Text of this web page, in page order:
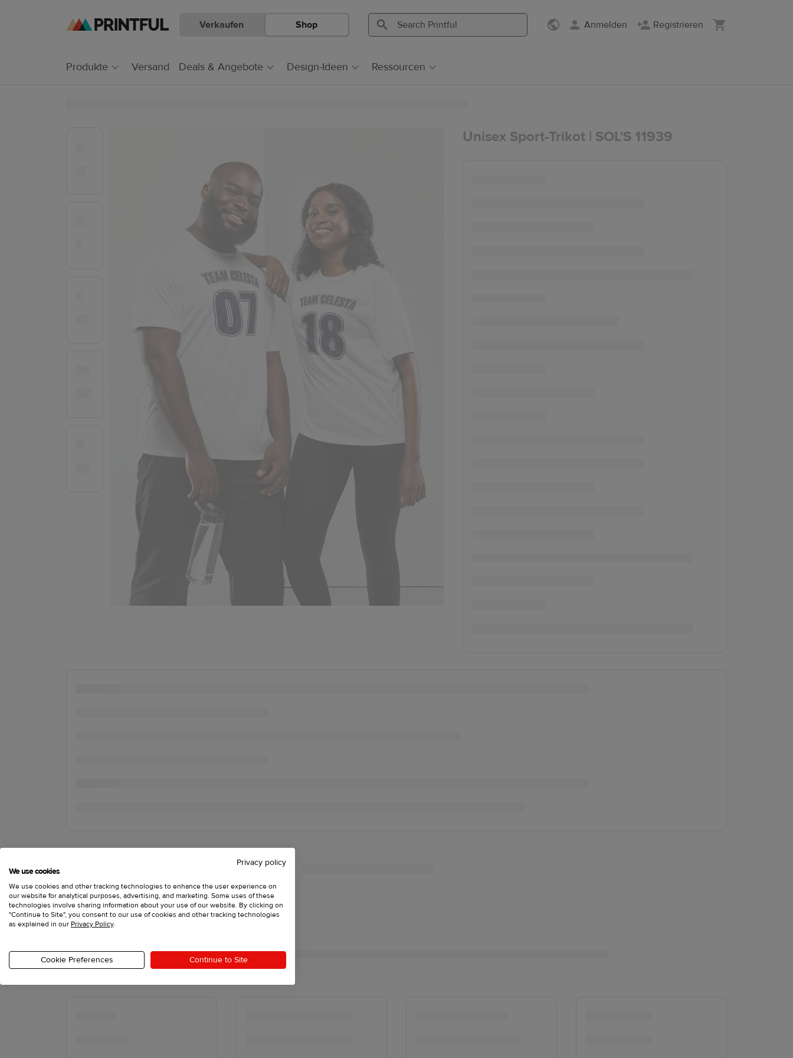
Zum
Zum
Verkaufen Shop Anmelden Registrieren
Produkte Versand Deals & Angebote Design-Ideen Ressourcen
Unisex Sport-Trikot | SOL'S 11939
Privacy policy
We use cookies
We use cookies and other tracking technologies to enhance the user experience on
our website for analytical purposes, advertising, and marketing. Some uses of these
technologies involve sharing information about your use of our website. By clicking on
"Continue to Site", you consent to our use of cookies and other tracking technologies
as explained in our Privacy Policy.
Cookie Preferences Continue to Site